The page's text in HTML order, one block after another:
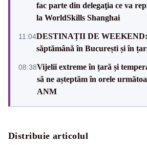
fac parte din delegaţia ce va
la WorldSkills Shanghai
11:04DESTINAȚII DE WEEKEND:
săptămână în București și în
08:38Vijelii extreme în țară și
să ne așteptăm în orele
ANM
Distribuie articolul